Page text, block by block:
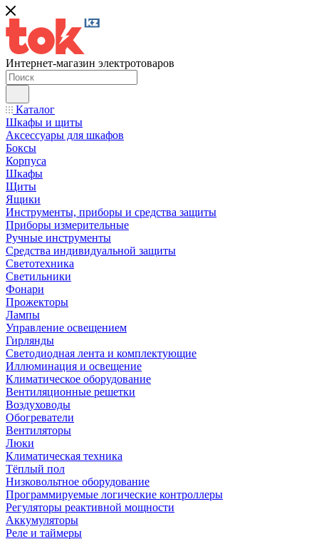
Интернет-магазин электротоваров
Каталог
Шкафы и щиты
Аксессуары для шкафов
Боксы
Корпуса
Шкафы
Щиты
Ящики
Инструменты, приборы и средства защиты
Приборы измерительные
Ручные инструменты
Средства индивидуальной защиты
Светотехника
Светильники
Фонари
Прожекторы
Лампы
Управление освещением
Гирлянды
Светодиодная лента и комплектующие
Иллюминация и освещение
Климатическое оборудование
Вентиляционные решетки
Воздуховоды
Обогреватели
Вентиляторы
Люки
Климатическая техника
Тёплый пол
Низковольтное оборудование
Программируемые логические контроллеры
Регуляторы реактивной мощности
Аккумуляторы
Реле и таймеры